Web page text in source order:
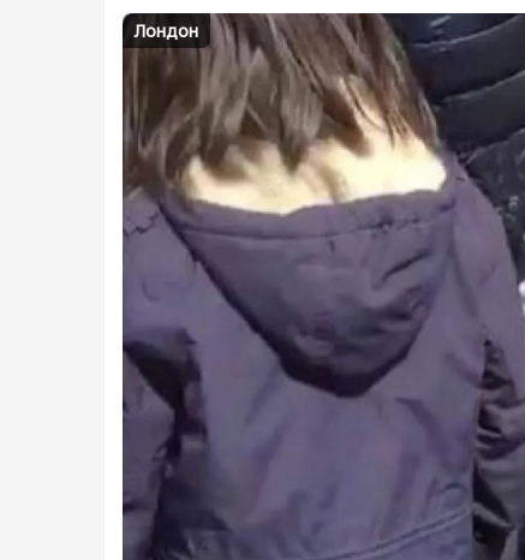
Лондон